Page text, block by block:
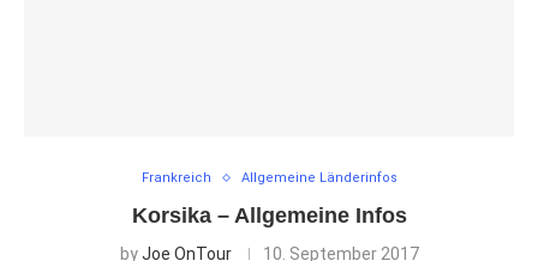
Frankreich Allgemeine Länderinfos
Korsika – Allgemeine Infos
byJoe OnTour 10. September 2017